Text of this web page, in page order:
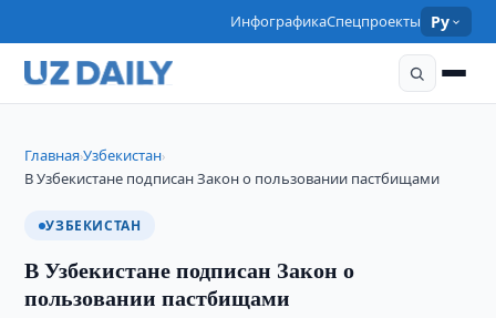
ИнфографикаСпецпроекты Ру
Главная›Узбекистан›
В Узбекистане подписан Закон о пользовании пастбищами
УЗБЕКИСТАН
В Узбекистане подписан Закон о
пользовании пастбищами